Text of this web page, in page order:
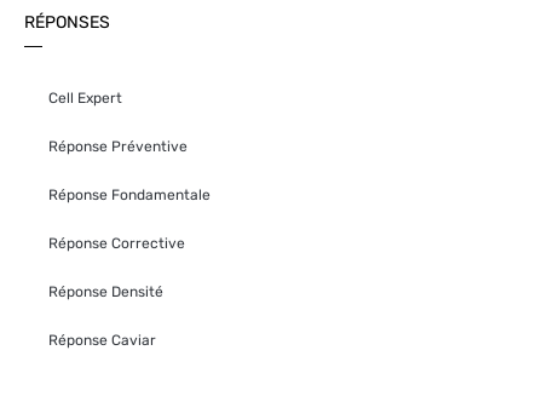
RÉPONSES
Cell Expert
Réponse Préventive
Réponse Fondamentale
Réponse Corrective
Réponse Densité
Réponse Caviar